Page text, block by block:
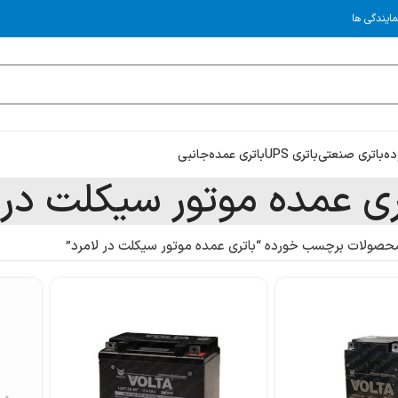
ها
باتری صنعتیباتری UPS باتری عمدهجانبی
عمده موتور سیکلت در
برچسب خورده “باتری عمده موتور سیکلت در لامرد”